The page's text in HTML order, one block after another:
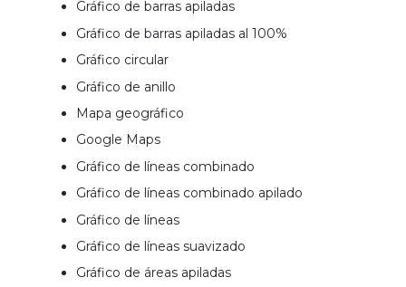
Gráfico de barras apiladas
Gráfico de barras apiladas al 100%
Gráfico circular
Gráfico de anillo
Mapa geográfico
Google Maps
Gráfico de líneas combinado
Gráfico de líneas combinado apilado
Gráfico de líneas
Gráfico de líneas suavizado
Gráfico de áreas apiladas